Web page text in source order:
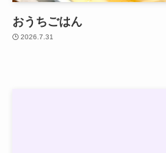
おうちごはん
2026.7.31